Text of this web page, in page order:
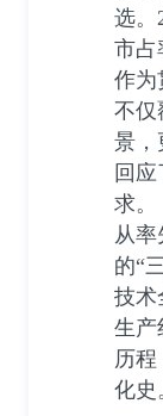
选。
市占
作为
不仅
景，
回
求。
从
的“
技术
生产
历
化史